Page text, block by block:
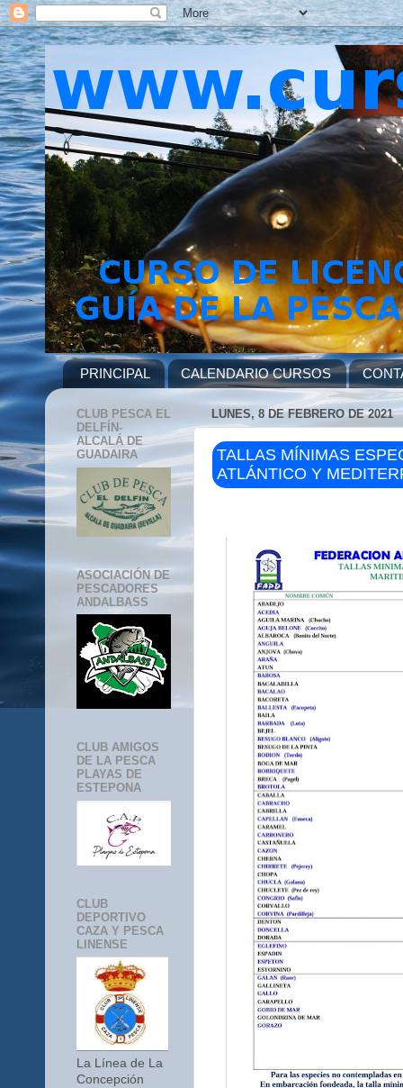
PRINCIPAL CALENDARIO CURSOS
LUNES, 8 DE FEBRERO DE 2021
TALLAS MÍNIMAS
ATLÁNTICO Y
CLUB PESCA EL
DELFÍN-
ALCALÁ DE
GUADAIRA
ASOCIACIÓN DE
PESCADORES
ANDALBASS
CLUB AMIGOS
DE LA PESCA
PLAYAS DE
ESTEPONA
CLUB
DEPORTIVO
CAZA Y PESCA
LINENSE
La Línea de La
Concepción